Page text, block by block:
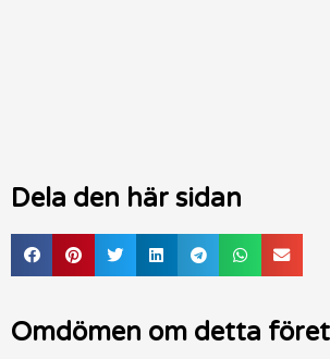
Dela den här sidan
Omdömen om detta